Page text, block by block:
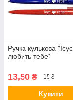
Ручка кулькова "Ісус
любить тебе"
13,50 ₴ 15 ₴
Купити